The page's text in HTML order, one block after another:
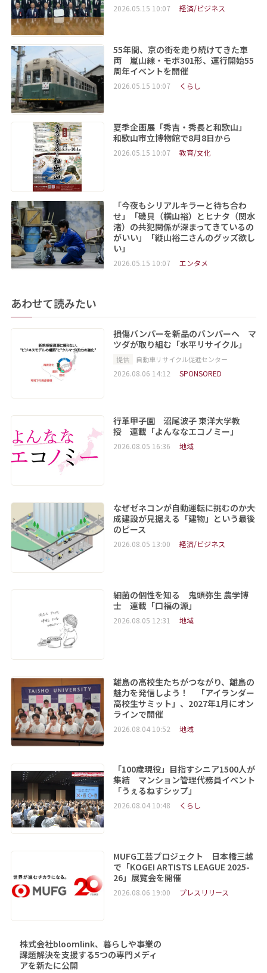
2026.05.15 10:07 経済/ビジネス
55年間、京の街を走り続けてきた車
両 嵐山線・モボ301形、運行開始55
周年イベントを開催
2026.05.15 10:07 くらし
夏季企画展「秀吉・秀長と和歌山」
和歌山市立博物館で8月8日から
2026.05.15 10:07 教育/文化
「今夜もシリアルキラーと待ち合わ
せ」「磯貝（横山裕）とヒナタ（関水
渚）の共犯関係が深まってきているの
がいい」「縦山裕二さんのグッズ欲し
い」
2026.05.15 10:07 エンタメ
あわせて読みたい
損傷バンパーを新品のバンパーへ マ
ツダが取り組む「水平リサイクル」
提供 自動車リサイクル促進センター
2026.08.06 14:12 SPONSORED
行革甲子園 沼尾波子 東洋大学教
授 連載「よんななエコノミー」
2026.08.05 16:36 地域
なぜゼネコンが自動運転に挑むのか――大
成建設が見据える「建物」という最後
のピース
2026.08.05 13:00 経済/ビジネス
細菌の個性を知る 鬼頭弥生 農学博
士 連載「口福の源」
2026.08.05 12:31 地域
離島の高校生たちがつながり、離島の
魅力を発信しよう！ 「アイランダー
高校生サミット」、2027年1月にオン
ラインで開催
2026.08.04 10:52 地域
「100歳現役」目指すシニア1500人が
集結 マンション管理代務員イベント
「うぇるねすシップ」
2026.08.04 10:48 くらし
MUFG工芸プロジェクト 日本橋三越
で「KOGEI ARTISTS LEAGUE 2025-
26」展覧会を開催
2026.08.06 19:00 プレスリリース
株式会社bloomlink、暮らしや事業の
課題解決を支援する5つの専門メディ
アを新たに公開